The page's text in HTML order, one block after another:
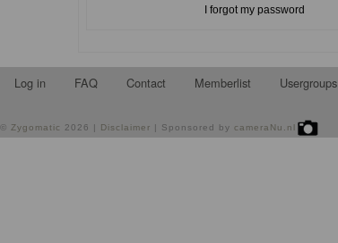
I forgot my password
Log in FAQ Contact Memberlist Usergroups
© Zygomatic 2026 | Disclaimer | Sponsored by cameraNu.nl